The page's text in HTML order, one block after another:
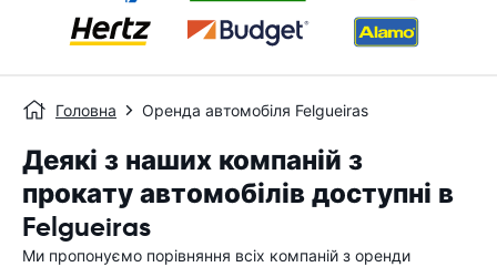
Головна Оренда автомобіля Felgueiras
Деякі з наших компаній з
прокату автомобілів доступні в
Felgueiras
Ми пропонуємо порівняння всіх компаній з оренди